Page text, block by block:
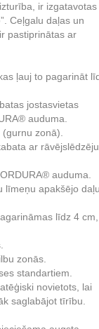
ir izgatavotas
Ceļgalu daļas un
pastiprinātas ar
ļauj to pagarināt
jostasvietas
auduma.
zonā).
ar rāvējslēdzēju
auduma.
līmeņu apakšējo
līdz 4 cm,
zonās.
standartiem.
novietots, lai
saglabājot tīrību.